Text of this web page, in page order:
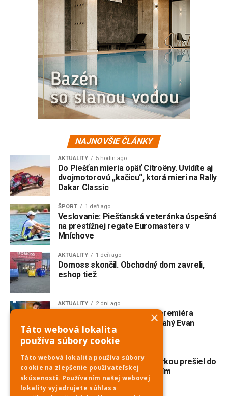
NAJNOVŠIE ČLÁNKY
AKTUALITY 5 hodín ago
Do Piešťan mieria opäť Citroëny. Uvidíte aj
dvojmotorovú „kačicu“, ktorá mieri na Rally
Dakar Classic
ŠPORT 1 deň ago
Veslovanie: Piešťanská veteránka úspešná
na prestížnej regate Euromasters v
Mníchove
AKTUALITY 1 deň ago
Domoss skončil. Obchodný dom zavreli,
eshop tiež
AKTUALITY 2 dni ago
V Trnave vzniká slovenská premiéra
broadwayského muzikálu Drahý Evan
Hansen
Nehoda na Havrane: S motorkou prešiel do
protismeru a zrazil sa s ďalším
motocyklom
×
Táto webová lokalita
používa súbory cookie
Táto webová lokalita používa súbory
cookie na zlepšenie používateľskej
skúsenosti. Používaním našej webovej
lokality vyjadrujete súhlas s